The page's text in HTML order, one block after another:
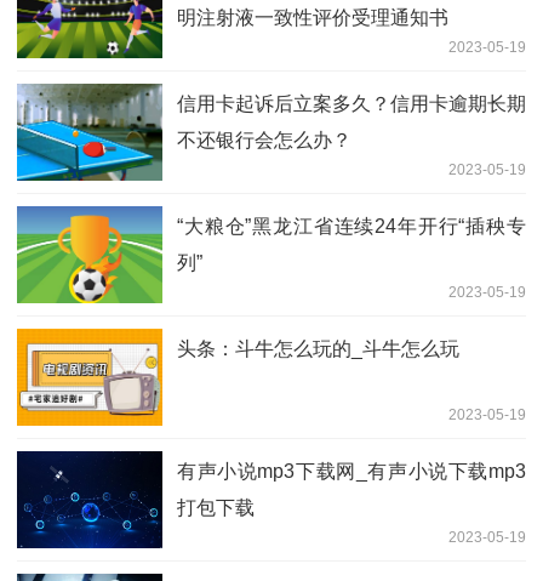
明注射液一致性评价受理通知书
2023-05-19
信用卡起诉后立案多久？信用卡逾期长期
不还银行会怎么办？
2023-05-19
“大粮仓”黑龙江省连续24年开行“插秧专
列”
2023-05-19
头条：斗牛怎么玩的_斗牛怎么玩
2023-05-19
有声小说mp3下载网_有声小说下载mp3
打包下载
2023-05-19